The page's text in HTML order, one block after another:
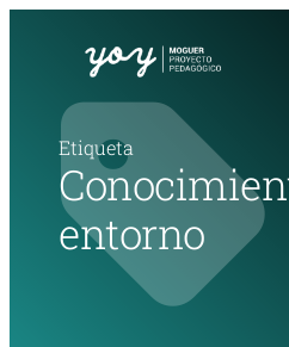
Etiqueta
entorno